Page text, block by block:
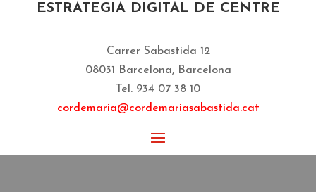
ESTRATEGIA DIGITAL DE CENTRE
Carrer Sabastida 12
08031 Barcelona, Barcelona
Tel. 934 07 38 10
cordemaria@cordemariasabastida.cat